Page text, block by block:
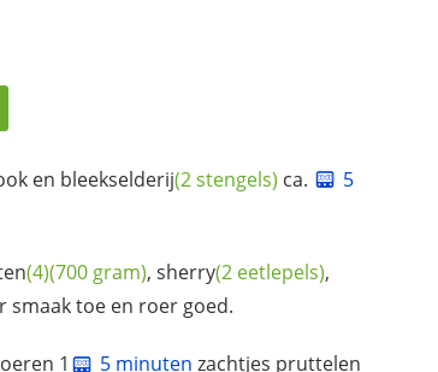
en bleekselderij(2 stengels) ca.
5
(4)(700 gram), sherry(2 eetlepels),
smaak toe en roer goed.
1 5 minuten zachtjes pruttelen